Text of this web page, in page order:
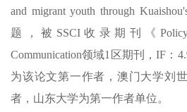
and migrant youth through
题，被SSCI收录期刊《
Communication领域1区期刊，IF：
为该论文第一作者， 澳门大学刘
者 ， 山东大学为第一作者单位。